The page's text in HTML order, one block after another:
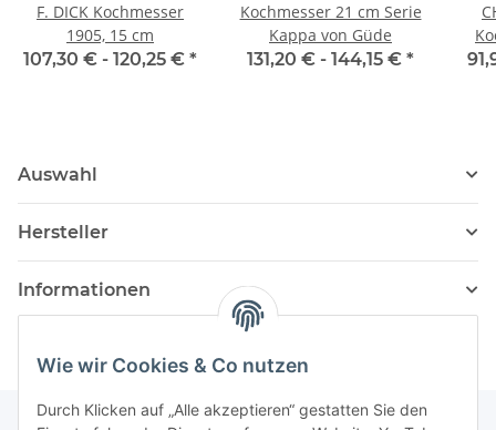
Wie wir Cookies & Co nutzen
Durch Klicken auf „Alle akzeptieren“ gestatten Sie den
F. DICK Kochmesser
1905, 15 cm
107,30 € - 120,25 € *
Kochmesser 21 cm Serie
Kappa von Güde
131,20 € - 144,15 € *
Auswahl
Hersteller
Informationen